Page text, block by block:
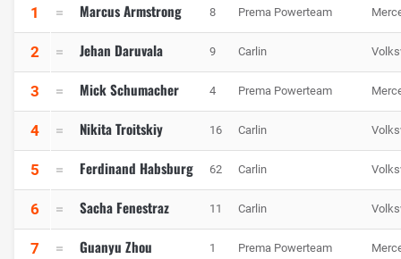
1 Marcus Armstrong 8 Prema Powerteam
2 Jehan Daruvala 9 Carlin
3 Mick Schumacher 4 Prema Powerteam
4 Nikita Troitskiy 16 Carlin
5 Ferdinand Habsburg 62 Carlin
6 Sacha Fenestraz 11 Carlin
7 Guanyu Zhou 1 Prema Powerteam